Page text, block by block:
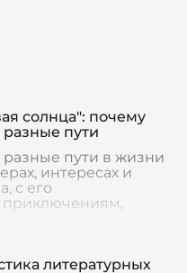
солнца": почему
пути
пути в жизни
интересах и
с его
приключениям,
литературных